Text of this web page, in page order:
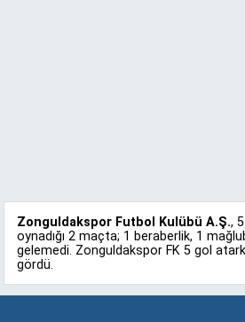
Zonguldakspor Futbol Kulübü A.Ş.,
oynadığı 2 maçta; 1 beraberlik, 1
gelemedi. Zonguldakspor FK 5 gol
gördü.